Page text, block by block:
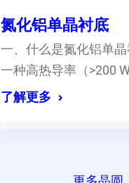
氮化铝单晶衬底
一、什么是氮化铝单
一种高热导率（>200
了解更多